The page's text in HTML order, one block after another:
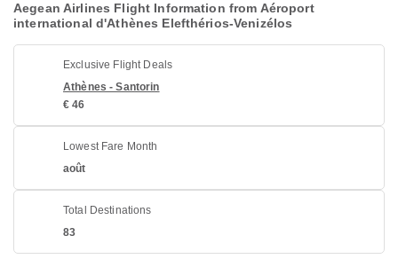
Aegean Airlines Flight Information from Aéroport
international d'Athènes Elefthérios-Venizélos
Exclusive Flight Deals
Athènes - Santorin
€ 46
Lowest Fare Month
août
Total Destinations
83